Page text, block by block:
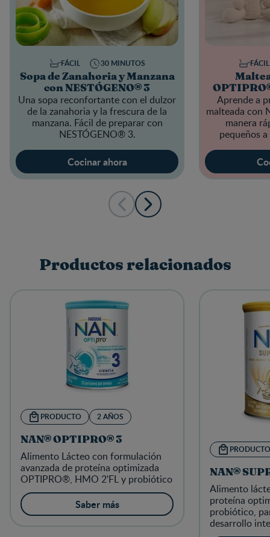
Sopa de Zanahoria y Manzana
con NESTÓGENO® 3
Una sopa reconfortante con el dulzor
de la zanahoria y la frescura de la
manzana. Fácil de preparar con
NESTÓGENO® 3.
FÁCIL 30 MINUTOS
Cocinar ahora
Aprende a
malteada con
manera
pequeños
FÁCIL
Productos relacionados
PRODUCTO 2 AÑOS
NAN® OPTIPRO® 3
Alimento Lácteo con formulación
avanzada de proteína optimizada
OPTIPRO®, HMO 2'FL y probiótico
Saber más
PRODUCTO
NAN®
Alimento
proteína
probiótico,
desarrollo